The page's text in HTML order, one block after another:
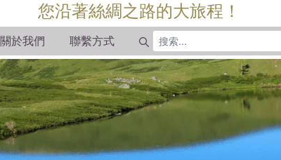
您沿著絲綢之路的大旅程！
關於我們 聯繫方式